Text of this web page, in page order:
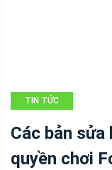
TIN TỨC
Các bản
quyền chơi